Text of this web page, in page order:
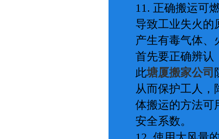
11. 正确搬运可
导致工业失火的
产生有毒气体、
首先要正确辨认
此塘厦搬家公司
从而保护工人
体搬运的方法可
安全系数。